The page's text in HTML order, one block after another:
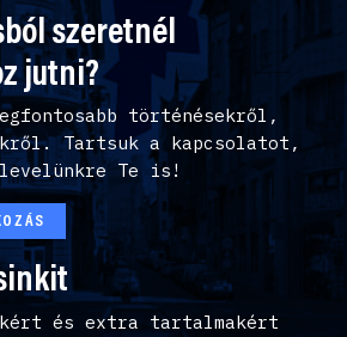
szeretnél
jutni?
történésekről,
Tartsuk a kapcsolatot,
Te is!
és extra tartalmakért